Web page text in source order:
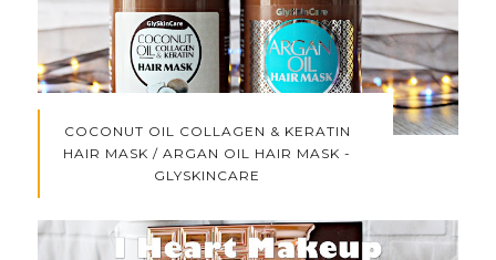
COCONUT OIL COLLAGEN & KERATIN
HAIR MASK / ARGAN OIL HAIR MASK -
GLYSKINCARE